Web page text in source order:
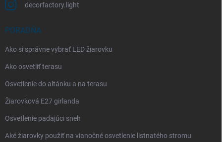
decorfactory.light
PORADŇA
Ako si správne vybrať LED žiarovku
Ako osvetliť terasu
Osvetlenie do altánku a na terasu
Žiarovková E27 girlanda
Osvetlenie padajúci sneh
Aké žiarovky použiť na vianočné osvetlenie listnatého stromu